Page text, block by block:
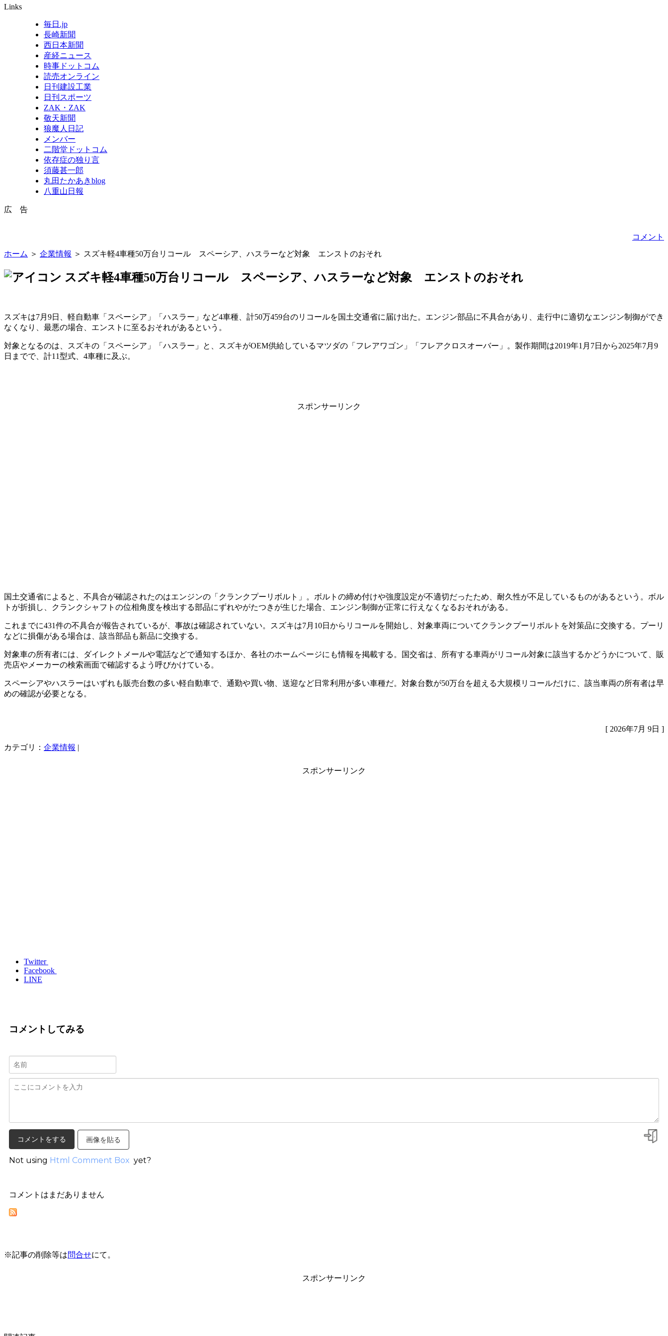
Links
毎日.jp
長崎新聞
西日本新聞
産経ニュース
時事ドットコム
読売オンライン
日刊建設工業
日刊スポーツ
ZAK・ZAK
敬天新聞
狼魔人日記
メンバー
二階堂ドットコム
依存症の独り言
須藤甚一郎
丸田たかあきblog
八重山日報
広 告
コメント
ホーム ＞ 企業情報 ＞ スズキ軽4車種50万台リコール スペーシア、ハスラーなど対象 エンストのおそれ
スズキ軽4車種50万台リコール スペーシア、ハスラーなど対象 エンストのおそれ
スズキは7月9日、軽自動車「スペーシア」「ハスラー」など4車種、計50万459台のリコールを国土交通省に届け出た。エンジン部品に不具合があり、走行中に適切なエンジン制御ができ
なくなり、最悪の場合、エンストに至るおそれがあるという。
対象となるのは、スズキの「スペーシア」「ハスラー」と、スズキがOEM供給しているマツダの「フレアワゴン」「フレアクロスオーバー」。製作期間は2019年1月7日から2025年7月9
日までで、計11型式、4車種に及ぶ。
スポンサーリンク
国土交通省によると、不具合が確認されたのはエンジンの「クランクプーリボルト」。ボルトの締め付けや強度設定が不適切だったため、耐久性が不足しているものがあるという。ボル
トが折損し、クランクシャフトの位相角度を検出する部品にずれやがたつきが生じた場合、エンジン制御が正常に行えなくなるおそれがある。
これまでに431件の不具合が報告されているが、事故は確認されていない。スズキは7月10日からリコールを開始し、対象車両についてクランクプーリボルトを対策品に交換する。プーリ
などに損傷がある場合は、該当部品も新品に交換する。
対象車の所有者には、ダイレクトメールや電話などで通知するほか、各社のホームページにも情報を掲載する。国交省は、所有する車両がリコール対象に該当するかどうかについて、販
売店やメーカーの検索画面で確認するよう呼びかけている。
スペーシアやハスラーはいずれも販売台数の多い軽自動車で、通勤や買い物、送迎など日常利用が多い車種だ。対象台数が50万台を超える大規模リコールだけに、該当車両の所有者は早
めの確認が必要となる。
[ 2026年7月 9日 ]
カテゴリ： 企業情報 |
スポンサーリンク
Twitter
Facebook
LINE
コメントしてみる
画像を貼る
Not using Html Comment Box yet?
コメントはまだありません
※記事の削除等は問合せにて。
スポンサーリンク